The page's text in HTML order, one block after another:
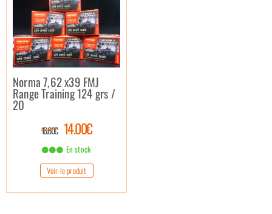
Norma 7,62 x39 FMJ
Range Training 124 grs /
20
16.60€ 14.00€
En stock
Voir le produit